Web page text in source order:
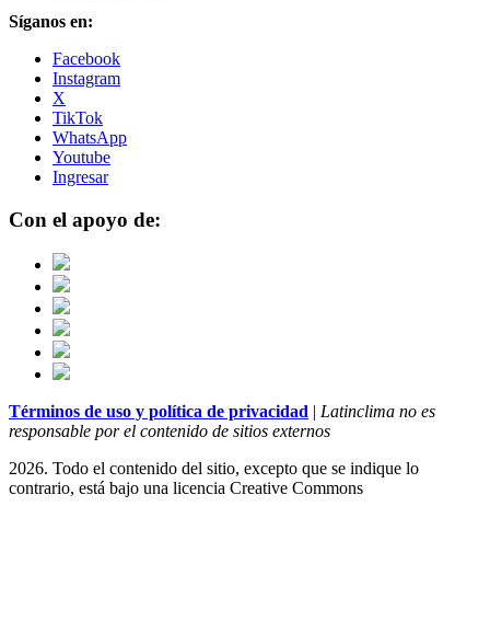
Síganos en:
Facebook
Instagram
X
TikTok
WhatsApp
Youtube
Ingresar
Con el apoyo de:
Términos de uso y política de privacidad | Latinclima no es
responsable por el contenido de sitios externos
2026. Todo el contenido del sitio, excepto que se indique lo
contrario, está bajo una licencia Creative Commons